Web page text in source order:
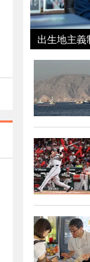
出生地主義